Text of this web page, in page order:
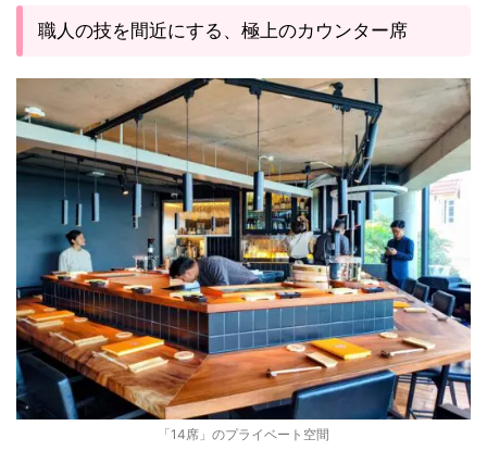
職人の技を間近にする、極上のカウンター席
「14席」のプライベート空間